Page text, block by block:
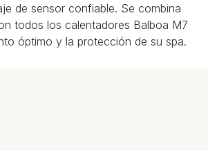
de sensor confiable. Se combina
todos los calentadores Balboa M7
óptimo y la protección de su spa.